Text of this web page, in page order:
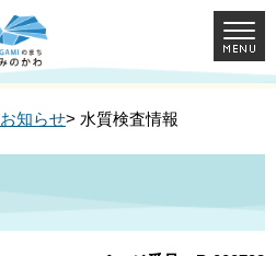
お知らせ> 水質検査情報